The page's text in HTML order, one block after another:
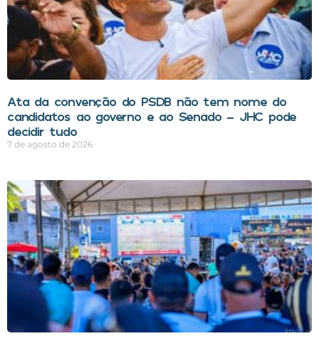
Ata da convenção do PSDB não tem nome do
candidatos ao governo e ao Senado – JHC pode
decidir tudo
7 de agosto de 2026